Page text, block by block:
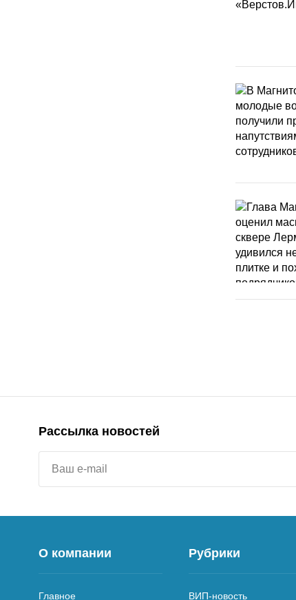
Рассылка новостей
О компании
Главное
Рубрики
ВИП-новость